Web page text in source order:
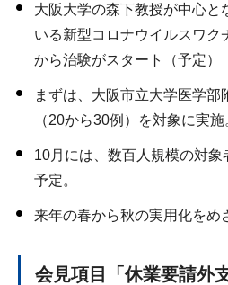
大阪大学の森下教授が中心と
いる新型コロナウイルスワク
から治験がスタート（予定）
まずは、大阪市立大学医学部
（20から30例）を対象に実施
10月には、数百人規模の対
予定。
来年の春から秋の実用化をめ
会見項目「休業要請外